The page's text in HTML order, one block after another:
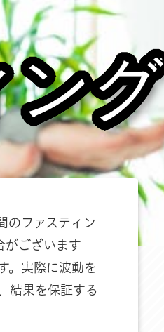
ング
のファスティン
がございます
。実際に波動を
結果を保証する